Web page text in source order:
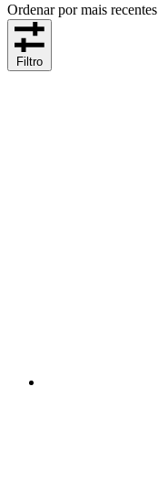
Ordenar por mais recentes
Filtro